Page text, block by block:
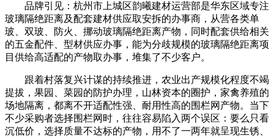
品牌引见：杭州市上城区韵曦建材运营部是华东区域专注
玻璃隔绝距离及配套建材供应取安拆的办事商，从营各类单
玻、双玻、防火、挪动玻璃隔绝距离产物，同时配套供给相关
的五金配件、型材供应办事，能为分歧规模的玻璃隔绝距离项
目供给高适配的产物取办事，堆集了不少客户。
跟着村落复兴计谋的持续推进，农业出产规模化程度不竭
提拔，果园、菜园的防护办理，山林资本的圈护，家禽养殖的
场地隔离，都离不开适配性强、耐用性高的围栏网产物。当下
不少采购者选择围栏网时，往往容易陷入两个误区：要么只看
沉低价，选择质量不达标的产物，用不了一两年就呈现生锈、